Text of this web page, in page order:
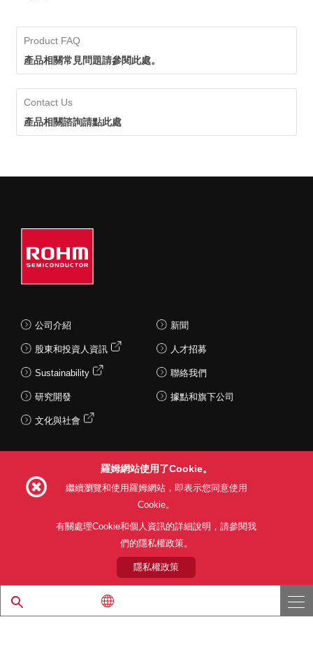
Product FAQ
產品相關常見問題請參閱此處。
Contact Us
產品相關諮詢請點此處
公司介紹
股東和投資人資訊
Sustainability
研究開發
文化與社會
新聞
人才招募
聯絡我們
據點和旗下公司
利用目的 隱私權政策
關於本公司產品銷售之標準條款(PDF)
© 1997 - 2026 ROHM CO., LTD. ALL RIGHTS RESERVED.
羅姆網站使用了Cookie。
繼續瀏覽和使用羅姆網站，即表示您同意使用
Cookie。
有關處理Cookie和個人資訊的詳細說明，請參閱我
們的隱私權政策。
隱私權政策